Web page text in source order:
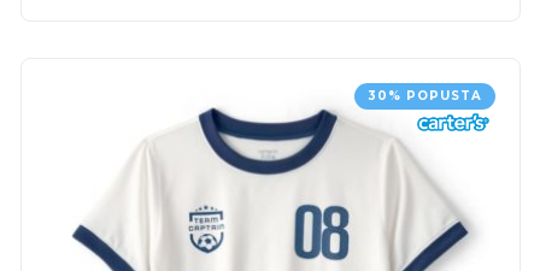
30% POPUSTA